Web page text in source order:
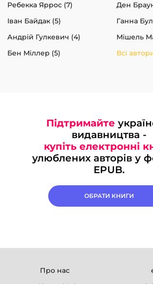
Ребекка Яррос (7)
Ден
Іван Байдак (5)
Ганна
Андрій Гулкевич (4)
Мішель
Бен Міллер (5)
Всі
Підтримайте
видавництва -
купіть електронні
улюблених авторів у
EPUB.
ОБРАТИ КНИГИ
Про нас